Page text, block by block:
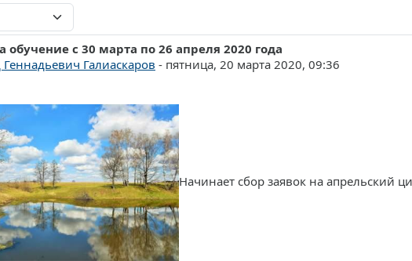
обучение с 30 марта по 26 апреля 2020 года
Галиаскаров - пятница, 20 марта 2020, 09:36
ответов: 0
Начинает сбор заявок на апрельский